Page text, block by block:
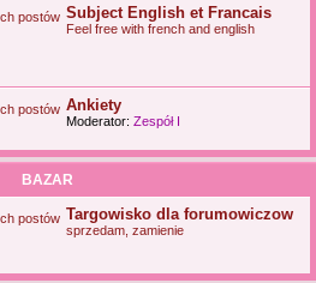
Subject English et Francais
Feel free with french and english
Ankiety
Moderator: Zespół I
BAZAR
Targowisko dla forumowiczow
sprzedam, zamienie